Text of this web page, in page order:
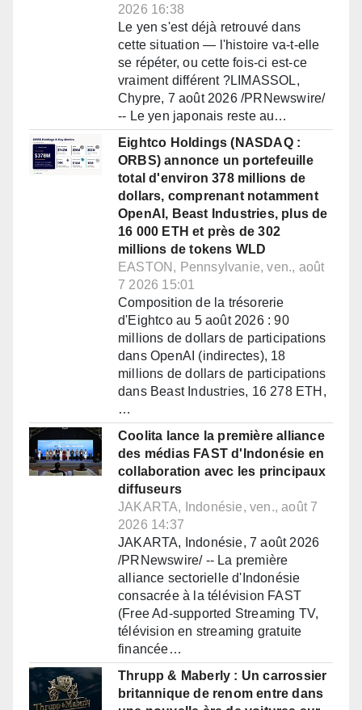
2026 16:38
Le yen s'est déjà retrouvé dans
cette situation — l'histoire va-t-elle
se répéter, ou cette fois-ci est-ce
vraiment différent ?LIMASSOL,
Chypre, 7 août 2026 /PRNewswire/
-- Le yen japonais reste au…
Eightco Holdings (NASDAQ :
ORBS) annonce un portefeuille
total d'environ 378 millions de
dollars, comprenant notamment
OpenAI, Beast Industries, plus de
16 000 ETH et près de 302
millions de tokens WLD
EASTON, Pennsylvanie, ven., août
7 2026 15:01
Composition de la trésorerie
d'Eightco au 5 août 2026 : 90
millions de dollars de participations
dans OpenAI (indirectes), 18
millions de dollars de participations
dans Beast Industries, 16 278 ETH,
…
Coolita lance la première alliance
des médias FAST d'Indonésie en
collaboration avec les principaux
diffuseurs
JAKARTA, Indonésie, ven., août 7
2026 14:37
JAKARTA, Indonésie, 7 août 2026
/PRNewswire/ -- La première
alliance sectorielle d'Indonésie
consacrée à la télévision FAST
(Free Ad-supported Streaming TV,
télévision en streaming gratuite
financée…
Thrupp & Maberly : Un carrossier
britannique de renom entre dans